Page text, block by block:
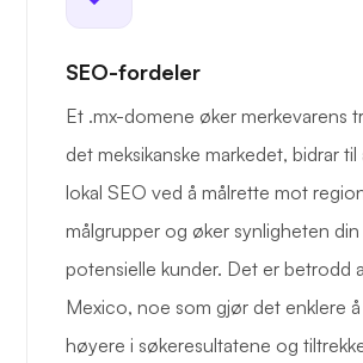
SEO-fordeler
Et .mx-domene øker merkevarens
det meksikanske markedet, bidrar
lokal SEO ved å målrette mot
målgrupper og øker synligheten
potensielle kunder. Det er betrodd
Mexico, noe som gjør det enklere
høyere i søkeresultatene og